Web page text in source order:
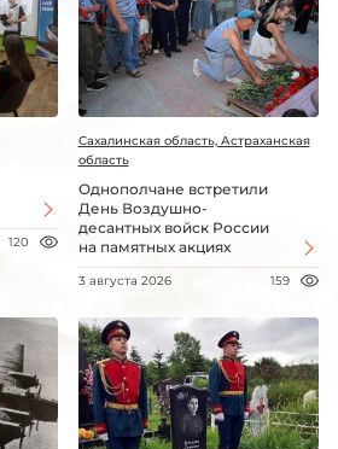
120
Сахалинская область, Астраханская
область
Однополчане встретили
День Воздушно-
десантных войск России
на памятных акциях
3 августа 2026 159